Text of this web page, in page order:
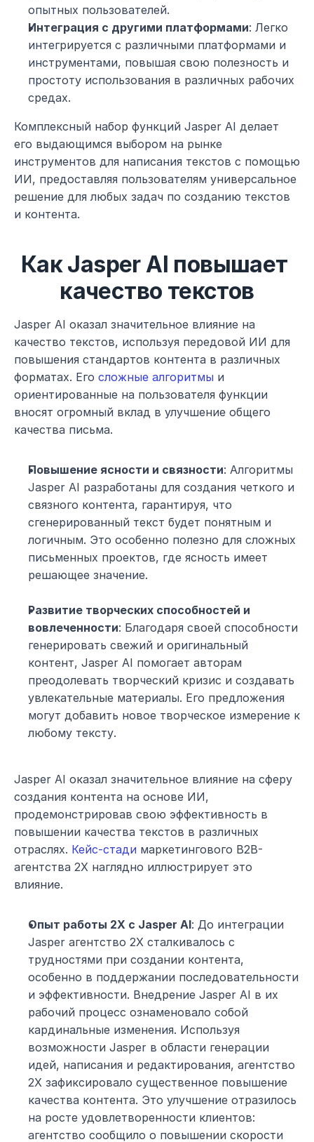
опытных пользователей.
Интеграция с другими платформами: Легко
интегрируется с различными платформами и
инструментами, повышая свою полезность и
простоту использования в различных рабочих
средах.
Комплексный набор функций Jasper AI делает
его выдающимся выбором на рынке
инструментов для написания текстов с помощью
ИИ, предоставляя пользователям универсальное
решение для любых задач по созданию текстов
и контента.
Как Jasper AI повышает
качество текстов
Jasper AI оказал значительное влияние на
качество текстов, используя передовой ИИ для
повышения стандартов контента в различных
форматах. Его сложные алгоритмы и
ориентированные на пользователя функции
вносят огромный вклад в улучшение общего
качества письма.
Повышение ясности и связности: Алгоритмы
Jasper AI разработаны для создания четкого и
связного контента, гарантируя, что
сгенерированный текст будет понятным и
логичным. Это особенно полезно для сложных
письменных проектов, где ясность имеет
решающее значение.
Развитие творческих способностей и
вовлеченности: Благодаря своей способности
генерировать свежий и оригинальный
контент, Jasper AI помогает авторам
преодолевать творческий кризис и создавать
увлекательные материалы. Его предложения
могут добавить новое творческое измерение к
любому тексту.
Jasper AI оказал значительное влияние на сферу
создания контента на основе ИИ,
продемонстрировав свою эффективность в
повышении качества текстов в различных
отраслях. Кейс-стади маркетингового B2B-
агентства 2X наглядно иллюстрирует это
влияние.
Опыт работы 2X с Jasper AI: До интеграции
Jasper агентство 2X сталкивалось с
трудностями при создании контента,
особенно в поддержании последовательности
и эффективности. Внедрение Jasper AI в их
рабочий процесс ознаменовало собой
кардинальные изменения. Используя
возможности Jasper в области генерации
идей, написания и редактирования, агентство
2X зафиксировало существенное повышение
качества контента. Это улучшение отразилось
на росте удовлетворенности клиентов:
агентство сообщило о повышении скорости